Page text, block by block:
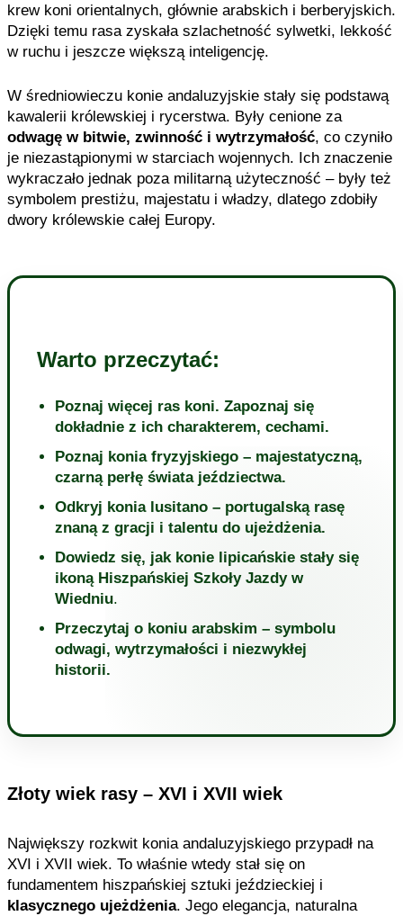
krew koni orientalnych, głównie arabskich i berberyjskich.
Dzięki temu rasa zyskała szlachetność sylwetki, lekkość
w ruchu i jeszcze większą inteligencję.
W średniowieczu konie andaluzyjskie stały się podstawą
kawalerii królewskiej i rycerstwa. Były cenione za
odwagę w bitwie, zwinność i wytrzymałość, co czyniło
je niezastąpionymi w starciach wojennych. Ich znaczenie
wykraczało jednak poza militarną użyteczność – były też
symbolem prestiżu, majestatu i władzy, dlatego zdobiły
dwory królewskie całej Europy.
Warto przeczytać:
Poznaj więcej ras koni. Zapoznaj się
dokładnie z ich charakterem, cechami.
Poznaj konia fryzyjskiego – majestatyczną,
czarną perłę świata jeździectwa.
Odkryj konia lusitano – portugalską rasę
znaną z gracji i talentu do ujeżdżenia.
Dowiedz się, jak konie lipicańskie stały się
ikoną Hiszpańskiej Szkoły Jazdy w
Wiedniu.
Przeczytaj o koniu arabskim – symbolu
odwagi, wytrzymałości i niezwykłej
historii.
Złoty wiek rasy – XVI i XVII wiek
Największy rozkwit konia andaluzyjskiego przypadł na
XVI i XVII wiek. To właśnie wtedy stał się on
fundamentem hiszpańskiej sztuki jeździeckiej i
klasycznego ujeżdżenia. Jego elegancja, naturalna